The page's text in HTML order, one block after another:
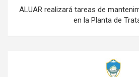
ALUAR realizará tareas de
en la Planta de